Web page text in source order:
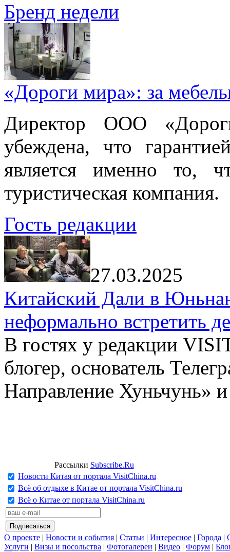
Бренд недели
«Дороги мира»: за
Директор ООО
убеждена, что
является именно то,
туристическая компания.
Гость редакции
27.03.2025
Китайский Дали в
неформально встретить
В гостях у редакции
блогер, основатель
Направление Хуньчунь»
Рассылки Subscribe.Ru
Новости Китая от портала VisitChina.ru
Всё об отдыхе в Китае от портала VisitChina.ru
Всё о Китае от портала VisitChina.ru
О проекте | Новости и события | Статьи | Интересное | Города |
Услуги | Визы и посольства | Фотогалереи | Видео | Форум |